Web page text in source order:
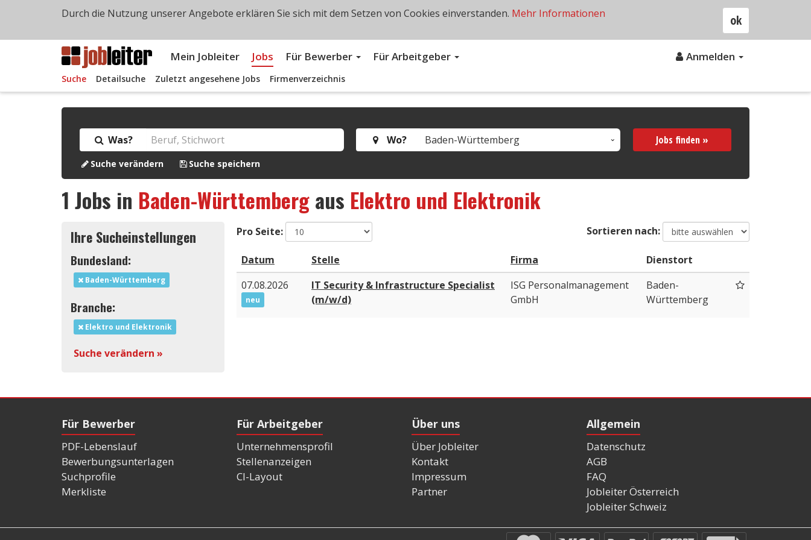
Mein Jobleiter Jobs Für Bewerber Für Arbeitgeber Anmelden
Suche Detailsuche Zuletzt angesehene Jobs Firmenverzeichnis
Was? Wo? Jobs finden »
Suche verändern Suche speichern
1 Jobs in Baden-Württembergaus Elektro und Elektronik
Ihre Sucheinstellungen
Bundesland:
Baden-Württemberg
Branche:
Elektro und Elektronik
Suche verändern »
Pro Seite: Sortieren nach:
Datum Stelle Firma
Dienstort
07.08.2026
neu
IT Security & Infrastructure Specialist
(m/w/d)
ISG Personalmanagement
GmbH
Baden-
Württemberg
Für Bewerber
PDF-Lebenslauf
Bewerbungsunterlagen
Suchprofile
Merkliste
Für Arbeitgeber
Unternehmensprofil
Stellenanzeigen
CI-Layout
Über uns
Über Jobleiter
Kontakt
Impressum
Partner
Allgemein
Datenschutz
AGB
FAQ
Jobleiter Österreich
Jobleiter Schweiz
ok
Durch die Nutzung unserer Angebote erklären Sie sich mit dem Setzen von Cookies einverstanden. Mehr Informationen